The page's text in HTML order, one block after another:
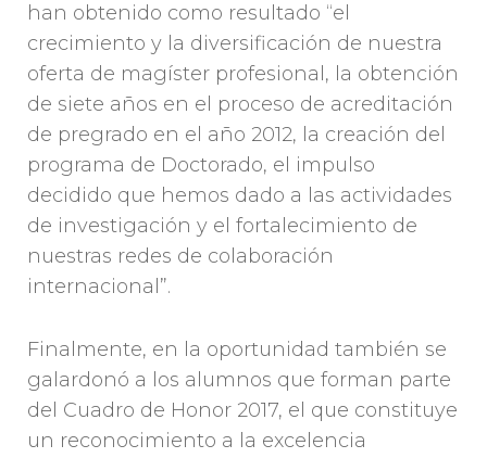
han obtenido como resultado “el
crecimiento y la diversificación de nuestra
oferta de magíster profesional, la obtención
de siete años en el proceso de acreditación
de pregrado en el año 2012, la creación del
programa de Doctorado, el impulso
decidido que hemos dado a las actividades
de investigación y el fortalecimiento de
nuestras redes de colaboración
internacional”.
Finalmente, en la oportunidad también se
galardonó a los alumnos que forman parte
del Cuadro de Honor 2017, el que constituye
un reconocimiento a la excelencia